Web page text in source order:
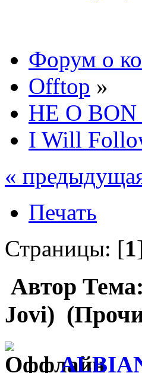
Форум о
Offtop »
НЕ О BON
I Will
«
Печать
Страницы: [1
Автор
Jovi)